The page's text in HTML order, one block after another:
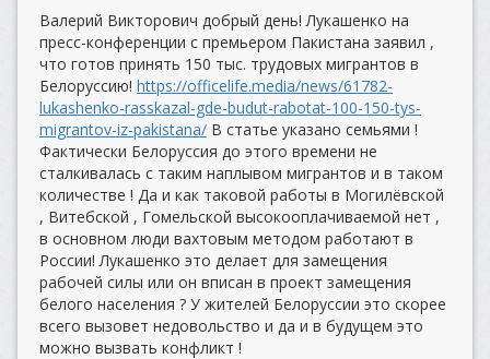
Валерий Викторович добрый день! Лукашенко на
пресс-конференции с премьером Пакистана заявил ,
что готов принять 150 тыс. трудовых мигрантов в
Белоруссию! https://officelife.media/news/61782-
lukashenko-rasskazal-gde-budut-rabotat-100-150-tys-
migrantov-iz-pakistana/ В статье указано семьями !
Фактически Белоруссия до этого времени не
сталкивалась с таким наплывом мигрантов и в таком
количестве ! Да и как таковой работы в Могилёвской
, Витебской , Гомельской высокооплачиваемой нет ,
в основном люди вахтовым методом работают в
России! Лукашенко это делает для замещения
рабочей силы или он вписан в проект замещения
белого населения ? У жителей Белоруссии это скорее
всего вызовет недовольство и да и в будущем это
можно вызвать конфликт !